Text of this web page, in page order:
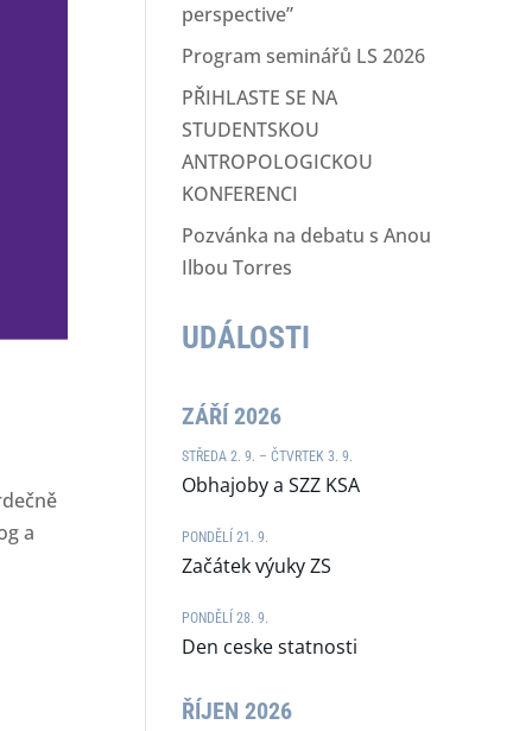
a
perspective”
Program seminářů LS 2026
PŘIHLASTE SE NA
STUDENTSKOU
ANTROPOLOGICKOU
KONFERENCI
Pozvánka na debatu s Anou
Ilbou Torres
UDÁLOSTI
ZÁŘÍ 2026
STŘEDA 2. 9. – ČTVRTEK 3. 9.
Obhajoby a SZZ KSA
PONDĚLÍ 21. 9.
Začátek výuky ZS
PONDĚLÍ 28. 9.
Den ceske statnosti
ŘÍJEN 2026